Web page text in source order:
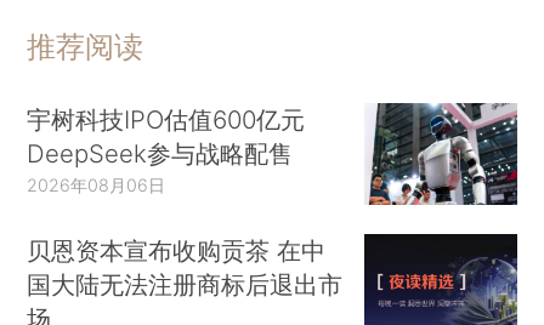
推荐阅读
宇树科技IPO估值600亿元
DeepSeek参与战略配售
2026年08月06日
贝恩资本宣布收购贡茶 在中
国大陆无法注册商标后退出市
场